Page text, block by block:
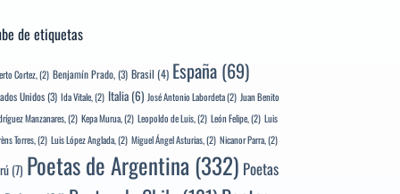
de etiquetas
Cortez,(2) Benjamín Prado,(3) Brasil (4) España (69)
Unidos(3) Ida Vitale,(2) Italia (6) José Antonio Labordeta(2) Juan Benito
Manzanares,(2) Kepa Murua,(2) Leopoldo de Luis,(2) León Felipe,(2) Luis
Torres,(2) Luis López Anglada,(2) Miguel Ángel Asturias,(2) Nicanor Parra,(2)
(7) Poetas de Argentina(332) Poetas